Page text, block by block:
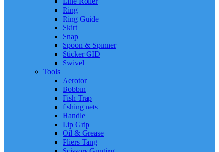
Ring
Ring Guide
Skirt
Snap
Spoon & Spinner
Sticker GID
Swivel
Tools
Aerotor
Bobbin
Fish Trap
fishing nets
Handle
Lip Grip
Oil & Grease
Pliers Tang